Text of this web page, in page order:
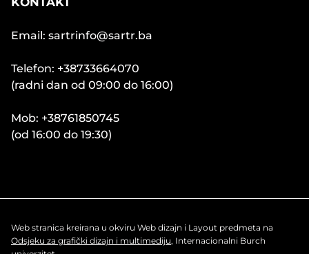
Email: sartrinfo@sartr.ba
Telefon: +38733664070
(radni dan od 09:00 do 16:00)
Mob: +38761850745
(od 16:00 do 19:30)
Web stranica kreirana u okviru Web dizajn i Layout predmeta na
Odsjeku za grafički dizajn i multimediju, Internacionalni Burch